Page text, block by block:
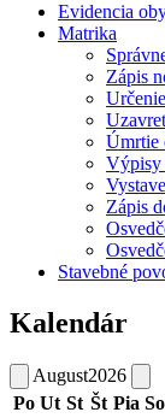
Evidencia
Matrika
Zápis
Úmrtie
Výpisy
Zápis
Stavebné
Kalendár
August2026
Po Ut St Št Pia So